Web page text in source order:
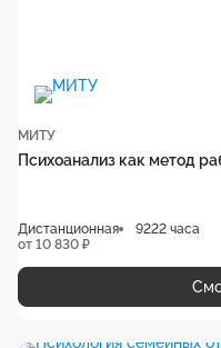
МИТУ
Психоанализ как метод
Дистанционная
9222 часа
от 10 830 ₽